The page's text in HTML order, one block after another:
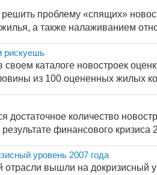
проблему «спящих»
а также налаживанием
рискуешь
каталоге новостроек
из 100 оцененных жилых
достаточное количество
финансового кризиса
уровень 2007 года
отрасли вышли на докризисный